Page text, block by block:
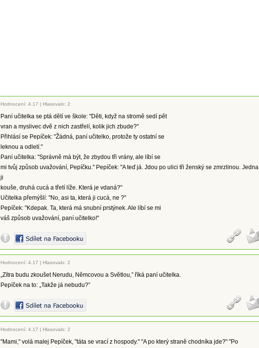
Hodnocení: 4.17 | Hlasovalo: 2
Paní učitelka se ptá dětí ve škole: "Děti, když na stromě sedí pět
vran a myslivec dvě z nich zastřelí, kolik jich zbude?"
Přihlásí se Pepíček: "Žádná, paní učitelko, protože ty ostatní se
leknou a odletí."
Paní učitelka: "Správně má být, že zbydou tři vrány, ale líbí se
mi tvůj způsob uvažování, Pepíčku." Pepíček: "A teď já. Jdou po ulici tři ženský se zmrzlinou. Jedna
ji
kouše, druhá cucá a třetí líže. Která je vdaná?"
Učitelka přemýšlí: "No, asi ta, která ji cucá, ne ?"
Pepíček: "Kdepak. Ta, která má snubní prstýnek. Ale líbí se mi
váš způsob uvažování, paní učitelko!"
Hodnocení: 4.17 | Hlasovalo: 2
„Zítra budu zkoušet Nerudu, Němcovou a Světlou,” říká paní učitelka.
Pepíček na to: „Takže já nebudu?”
Hodnocení: 4.17 | Hlasovalo: 2
"Mami," volá malej Pepíček, "táta se vrací z hospody." "A po který straně chodníka jde?" "Po